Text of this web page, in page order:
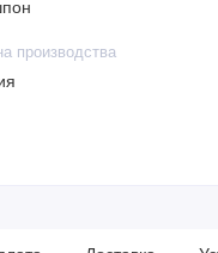
производства